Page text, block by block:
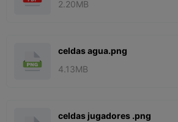
2.20MB
celdas agua.png
4.13MB
celdas jugadores .png